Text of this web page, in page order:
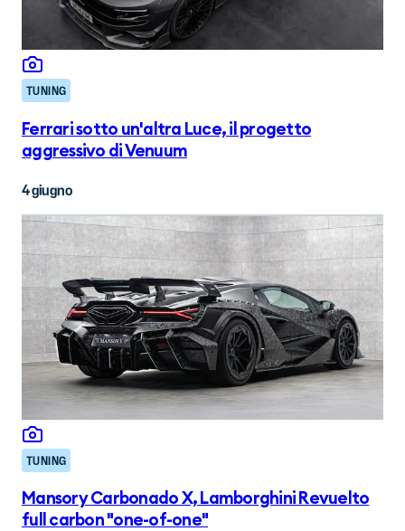
TUNING
Ferrari sotto un'altra Luce, il progetto
aggressivo di Venuum
4 giugno
TUNING
Mansory Carbonado X, Lamborghini Revuelto
full carbon "one-of-one"